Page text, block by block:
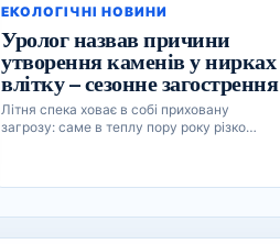
ЕКОЛОГІЧНІ НОВИНИ
Уролог назвав причини
утворення каменів у нирках
влітку – сезонне загострення
Літня спека ховає в собі приховану
загрозу: саме в теплу пору року різко…